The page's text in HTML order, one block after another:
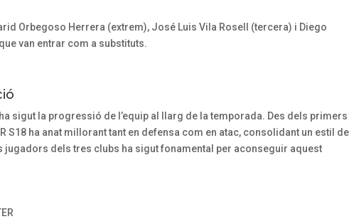
Orbegoso Herrera (extrem), José Luis Vila Rosell (tercera) i Diego
van entrar com a substituts.
sigut la progressió de l’equip al llarg de la temporada. Des dels primers
S18 ha anat millorant tant en defensa com en atac, consolidant un estil
jugadors dels tres clubs ha sigut fonamental per aconseguir aquest